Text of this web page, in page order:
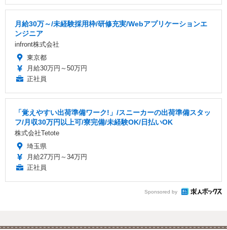
月給30万～/未経験採用枠/研修充実/Webアプリケーションエ
ンジニア
infront株式会社
東京都
月給30万円～50万円
正社員
「覚えやすい出荷準備ワーク!」/スニーカーの出荷準備スタッ
フ/月収30万円以上可/寮完備/未経験OK/日払いOK
株式会社Tetote
埼玉県
月給27万円～34万円
正社員
Sponsored by